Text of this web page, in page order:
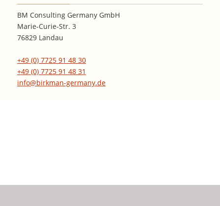
BM Consulting Germany GmbH
Marie-Curie-Str. 3
76829 Landau
+49 (0) 7725 91 48 30
+49 (0) 7725 91 48 31
info@birkman-germany.de